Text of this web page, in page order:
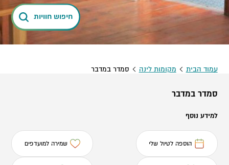
חיפוש חוויות
עמוד הבית מקומות לינה סמדר במדבר
סמדר במדבר
למידע נוסף
הוספה לטיול שלי שמירה למועדפים